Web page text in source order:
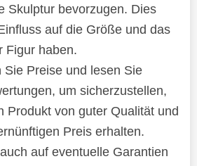
Skulptur bevorzugen. Dies
auf die Größe und das
Figur haben.
Sie Preise und lesen Sie
um sicherzustellen,
Produkt von guter Qualität und
Preis erhalten.
auf eventuelle Garantien